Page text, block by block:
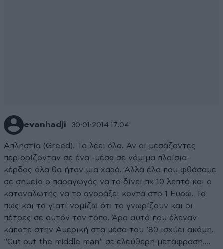
evanhadji 30·01·2014 17:04
Απληστία (Greed). Τα λέει όλα. Αν οι μεσάζοντες
περιορίζονταν σε ένα -μέσα σε νόμιμα πλαίσια-
κέρδος όλα θα ήταν μια χαρά. Αλλά έλα που φθάσαμε
σε σημείο ο παραγωγός να το δίνει πχ 10 λεπτά και ο
καταναλωτής να το αγοράζει κοντά στο 1 Ευρώ. Το
πως και το γιατί νομίζω ότι το γνωρίζουν και οι
πέτρες σε αυτόν τον τόπο. Άρα αυτό που έλεγαν
κάποτε στην Αμερική στα μέσα του '80 ισχύει ακόμη.
"Cut out the middle man" σε ελεύθερη μετάφραση....